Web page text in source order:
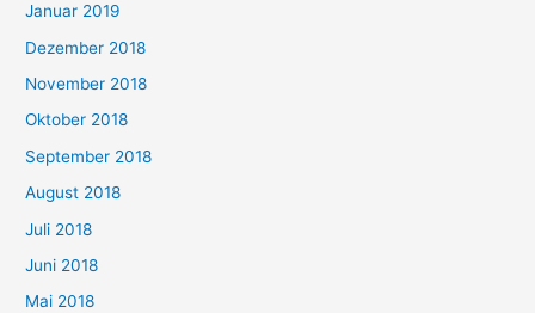
Januar 2019
Dezember 2018
November 2018
Oktober 2018
September 2018
August 2018
Juli 2018
Juni 2018
Mai 2018